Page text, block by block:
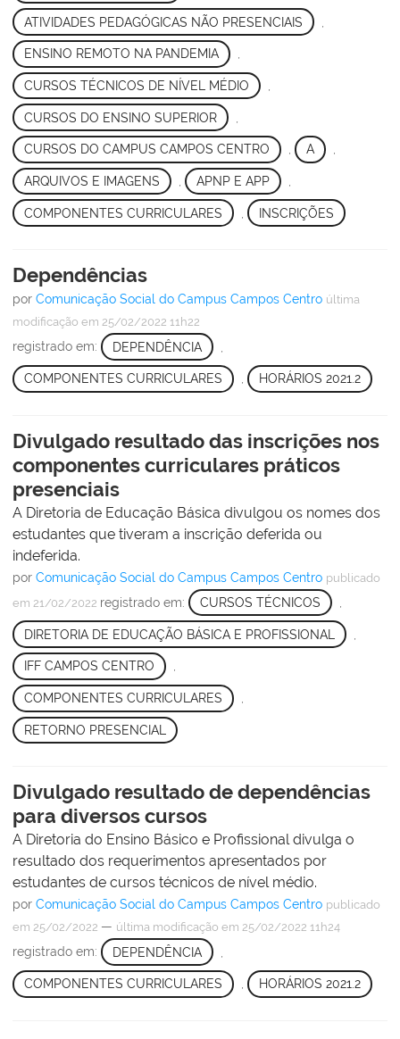
ATIVIDADES PEDAGÓGICAS NÃO PRESENCIAIS
ENSINO REMOTO NA PANDEMIA ,
CURSOS TÉCNICOS DE NÍVEL MÉDIO
CURSOS DO ENSINO SUPERIOR
CURSOS DO CAMPUS CAMPOS CENTRO , A ,
ARQUIVOS E IMAGENS APNP E APP
COMPONENTES CURRICULARES INSCRIÇÕES
Dependências
por Comunicação Social do Campus Campos Centro última
modificação em 25/02/2022 11h22
registrado em: DEPENDÊNCIA
COMPONENTES CURRICULARES , HORÁRIOS 2021.2
Divulgado resultado das inscrições nos
componentes curriculares práticos
presenciais
A Diretoria de Educação Básica divulgou os nomes dos
estudantes que tiveram a inscrição deferida ou
indeferida.
por Comunicação Social do Campus Campos Centro publicado
em 21/02/2022 registrado em: CURSOS TÉCNICOS
DIRETORIA DE EDUCAÇÃO BÁSICA E PROFISSIONAL
IFF CAMPOS CENTRO ,
COMPONENTES CURRICULARES
RETORNO PRESENCIAL
Divulgado resultado de dependências
para diversos cursos
A Diretoria do Ensino Básico e Profissional divulga o
resultado dos requerimentos apresentados por
estudantes de cursos técnicos de nível médio.
por Comunicação Social do Campus Campos Centro publicado
em 25/02/2022 — última modificação em 25/02/2022 11h24
registrado em: DEPENDÊNCIA
COMPONENTES CURRICULARES , HORÁRIOS 2021.2